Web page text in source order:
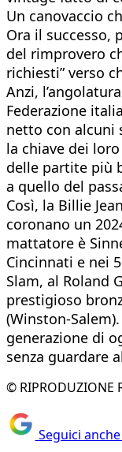
Un canovaccio
Ora il successo,
del rimprovero
richiesti” verso
Anzi,
Federazione
netto con alcuni
la chiave dei
delle partite più
a quello del
Così, la Billie
coronano un
mattatore è
Cincinnati e nei
Slam, al Roland
prestigioso
(Winston-
generazione di
senza guardare
© RIPRODUZIONE
Seguici